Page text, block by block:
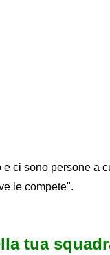
ci sono persone a
le compete".
tua